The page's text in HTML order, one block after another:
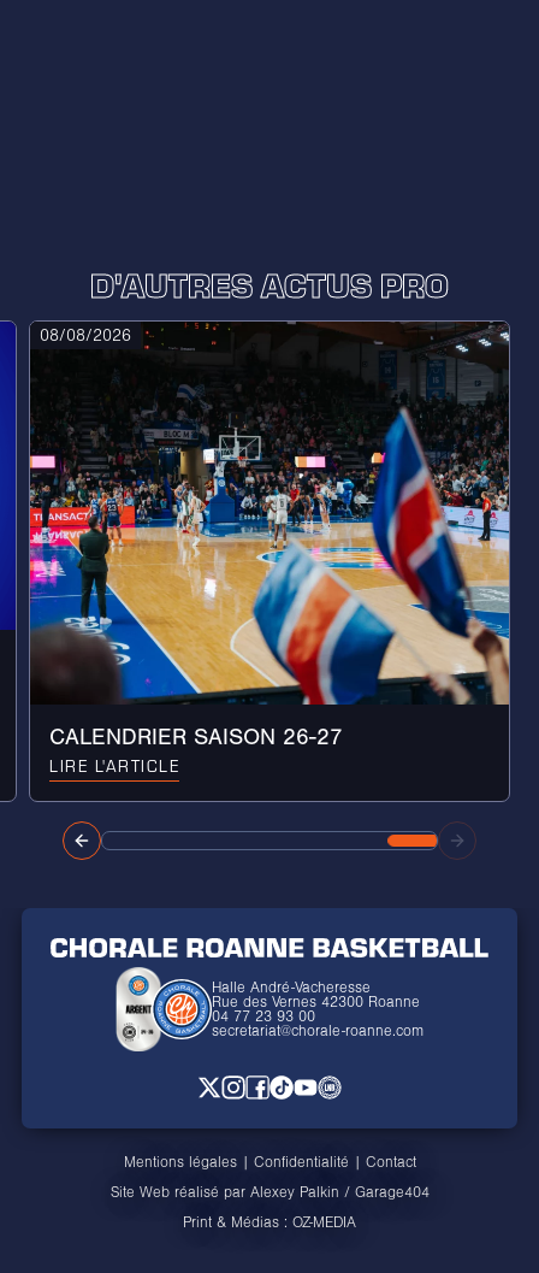
D'AUTRES ACTUS PRO
08/08/2026
CALENDRIER SAISON 26-27
LIRE L'ARTICLE
Halle André-Vacheresse
Rue des Vernes 42300 Roanne
04 77 23 93 00
secretariat@chorale-roanne.com
Mentions légales| Confidentialité
Contact
Site Web réalisé par Alexey Palkin / Garage404
Print & Médias : OZ-MEDIA